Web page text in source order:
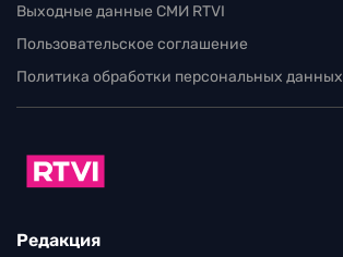
Выходные данные СМИ RTVI
Пользовательское соглашение
Политика обработки персональных данных
Редакция